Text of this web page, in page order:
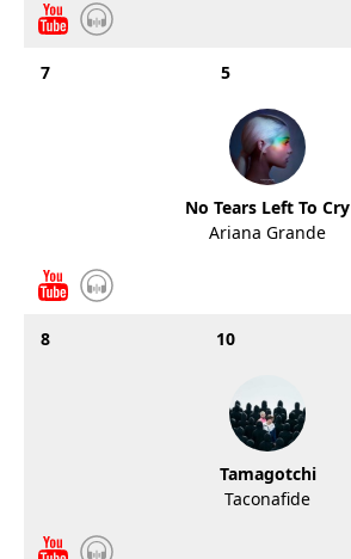
7 5
No Tears Left To Cry
Ariana Grande
8 10
Tamagotchi
Taconafide